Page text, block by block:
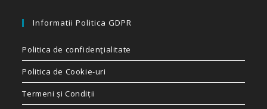
Informatii Politica GDPR
Politica de confidenţialitate
Politica de Cookie-uri
Termeni și Condiții